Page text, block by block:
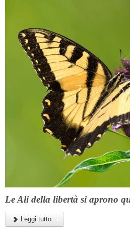
Le Ali della libertà si aprono
Leggi tutto...